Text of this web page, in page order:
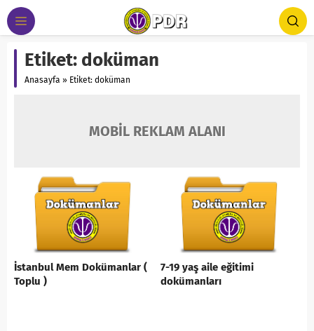
Etiket: doküman
Anasayfa » Etiket: doküman
MOBİL REKLAM ALANI
İstanbul Mem Dokümanlar (
Toplu )
7-19 yaş aile eğitimi
dokümanları